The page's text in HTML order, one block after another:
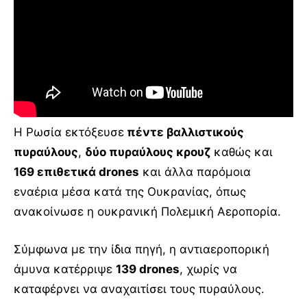
Η Ρωσία εκτόξευσε πέντε βαλλιστικούς
πυραύλους, δύο πυραύλους κρουζ καθώς και
169 επιθετικά drones και άλλα παρόμοια
εναέρια μέσα κατά της Ουκρανίας, όπως
ανακοίνωσε η ουκρανική Πολεμική Αεροπορία.
Σύμφωνα με την ίδια πηγή, η αντιαεροπορική
άμυνα κατέρριψε 139 drones, χωρίς να
καταφέρνει να αναχαιτίσει τους πυραύλους.